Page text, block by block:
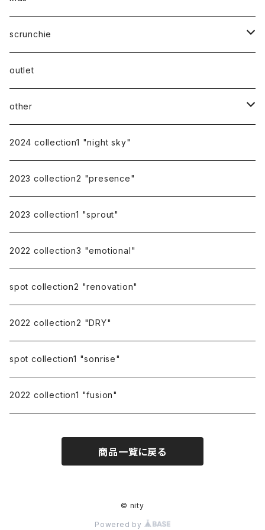
14kgf
mom
scrunchie
silk
outlet
other
gift
earring cover
pierce catch
repairing
2024 collection1 "night sky"
2023 collection2 "presence"
2023 collection1 "sprout"
2022 collection3 "emotional"
spot collection2 "renovation"
2022 collection2 "DRY"
spot collection1 "sonrise"
2022 collection1 "fusion"
商品一覧に戻る
© nity
Powered by